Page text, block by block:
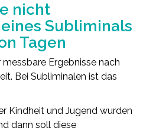
nicht
Subliminals
Tagen
Ergebnisse nach
Bei Subliminalen ist das
Kindheit und Jugend wurden
dann soll diese